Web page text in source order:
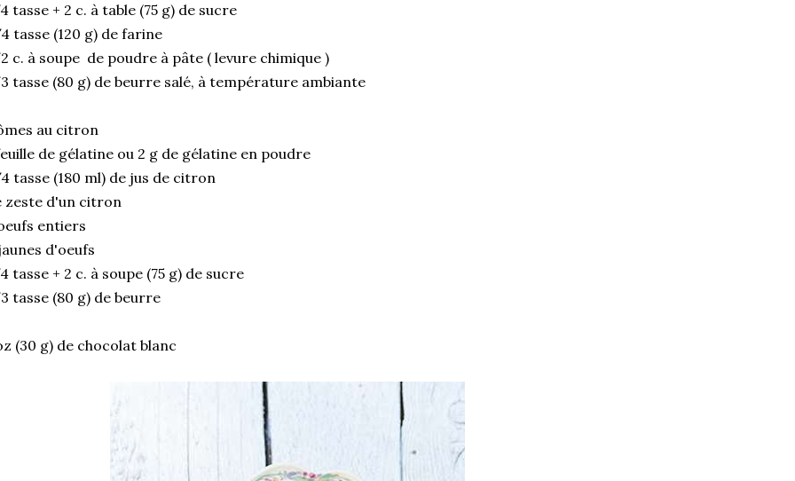
tasse + 2 c. à table (75 g) de sucre
tasse (120 g) de farine
c. à soupe de poudre à pâte ( levure chimique )
tasse (80 g) de beurre salé, à température ambiante
au citron
de gélatine ou 2 g de gélatine en poudre
tasse (180 ml) de jus de citron
zeste d'un citron
entiers
d'oeufs
tasse + 2 c. à soupe (75 g) de sucre
tasse (80 g) de beurre
(30 g) de chocolat blanc